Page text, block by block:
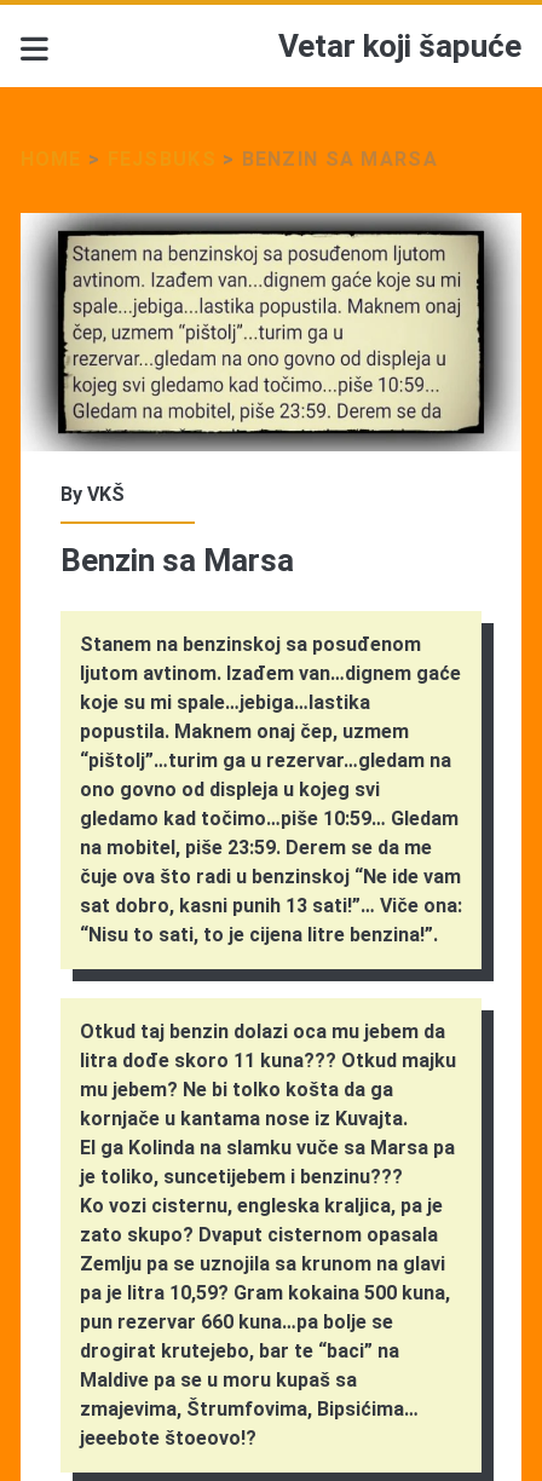
Vetar koji šapuće
> > BENZIN SA MARSA
By VKŠ
Benzin sa Marsa
Stanem na benzinskoj sa posuđenom
ljutom avtinom. Izađem van…dignem gaće
koje su mi spale…jebiga…lastika
popustila. Maknem onaj čep, uzmem
“pištolj”…turim ga u rezervar…gledam na
ono govno od displeja u kojeg svi
gledamo kad točimo…piše 10:59… Gledam
na mobitel, piše 23:59. Derem se da me
čuje ova što radi u benzinskoj “Ne ide vam
sat dobro, kasni punih 13 sati!”… Viče ona:
“Nisu to sati, to je cijena litre benzina!”.
Otkud taj benzin dolazi oca mu jebem da
litra dođe skoro 11 kuna??? Otkud majku
mu jebem? Ne bi tolko košta da ga
kornjače u kantama nose iz Kuvajta.
El ga Kolinda na slamku vuče sa Marsa pa
je toliko, suncetijebem i benzinu???
Ko vozi cisternu, engleska kraljica, pa je
zato skupo? Dvaput cisternom opasala
Zemlju pa se uznojila sa krunom na glavi
pa je litra 10,59? Gram kokaina 500 kuna,
pun rezervar 660 kuna…pa bolje se
drogirat krutejebo, bar te “baci” na
Maldive pa se u moru kupaš sa
zmajevima, Štrumfovima, Bipsićima…
jeeebote štoeovo!?